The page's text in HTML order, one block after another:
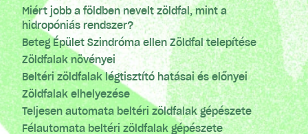
Miért jobb a földben nevelt zöldfal, mint a
hidropóniás rendszer?
Beteg Épület Szindróma ellen Zöldfal telepítése
Zöldfalak növényei
Beltéri zöldfalak légtisztító hatásai és előnyei
Zöldfalak elhelyezése
Teljesen automata beltéri zöldfalak gépészete
Félautomata beltéri zöldfalak gépészete